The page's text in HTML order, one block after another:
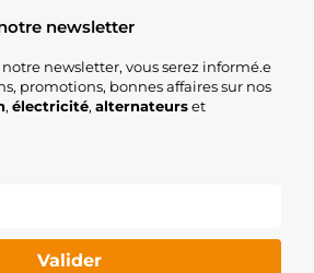
newsletter
newsletter, vous serez informé.e
promotions, bonnes affaires sur nos
, électricité, alternateurset
Valider